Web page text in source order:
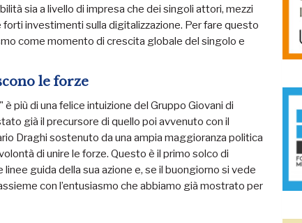
sia a livello di impresa che dei singoli attori, mezzi
investimenti sulla digitalizzazione. Per fare questo
come momento di crescita globale del singolo e
le forze
" è più di una felice intuizione del Gruppo Giovani di
già il precursore di quello poi avvenuto con il
Draghi sostenuto da una ampia maggioranza politica
di unire le forze. Questo è il primo solco di
guida della sua azione e, se il buongiorno si vede
con l’entusiasmo che abbiamo già mostrato per